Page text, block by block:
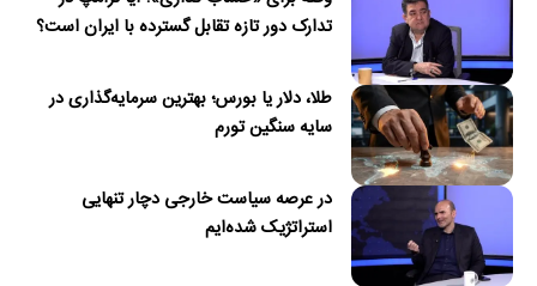
تدارک دور تازه تقابل گسترده با ایران است؟
طلا، دلار یا بورس؛ بهترین سرمایه‌گذاری در
سایه سنگین تورم
در عرصه سیاست خارجی دچار تنهایی
استراتژیک شده‌ایم